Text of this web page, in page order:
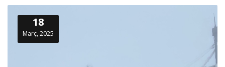
18
Març, 2025